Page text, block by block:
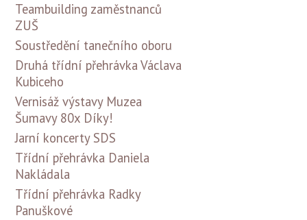
Teambuilding zaměstnanců
ZUŠ
Soustředění tanečního oboru
Druhá třídní přehrávka Václava
Kubiceho
Vernisáž výstavy Muzea
Šumavy 80x Díky!
Jarní koncerty SDS
Třídní přehrávka Daniela
Nakládala
Třídní přehrávka Radky
Panuškové